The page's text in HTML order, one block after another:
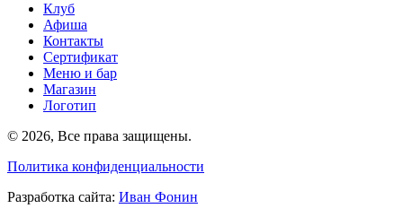
Клуб
Афиша
Контакты
Сертификат
Меню и бар
Магазин
Логотип
© 2026, Все права защищены.
Политика конфиденциальности
Разработка сайта: Иван Фонин